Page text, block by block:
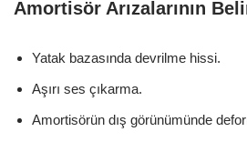
Amortisör Arızalarının
Yatak bazasında devrilme hissi.
Aşırı ses çıkarma.
Amortisörün dış görünümünde